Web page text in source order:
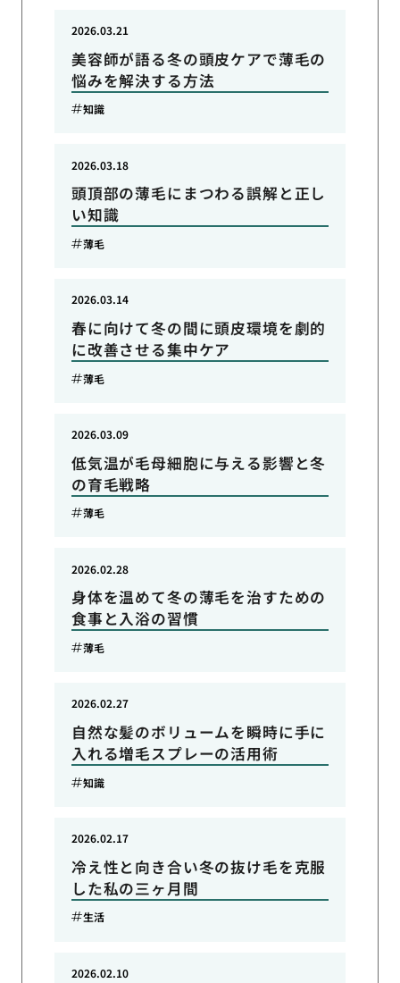
美容師が語る冬の頭皮ケアで薄毛の
悩みを解決する方法
2026.03.21
知識
頭頂部の薄毛にまつわる誤解と正し
い知識
2026.03.18
薄毛
春に向けて冬の間に頭皮環境を劇的
に改善させる集中ケア
2026.03.14
薄毛
低気温が毛母細胞に与える影響と冬
の育毛戦略
2026.03.09
薄毛
身体を温めて冬の薄毛を治すための
食事と入浴の習慣
2026.02.28
薄毛
自然な髪のボリュームを瞬時に手に
入れる増毛スプレーの活用術
2026.02.27
知識
冷え性と向き合い冬の抜け毛を克服
した私の三ヶ月間
2026.02.17
生活
2026.02.10